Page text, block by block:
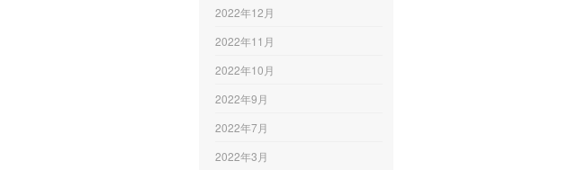
2022年12月
2022年11月
2022年10月
2022年9月
2022年7月
2022年3月